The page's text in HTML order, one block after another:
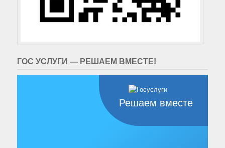
ГОС УСЛУГИ — РЕШАЕМ ВМЕСТЕ!
Решаем вместе